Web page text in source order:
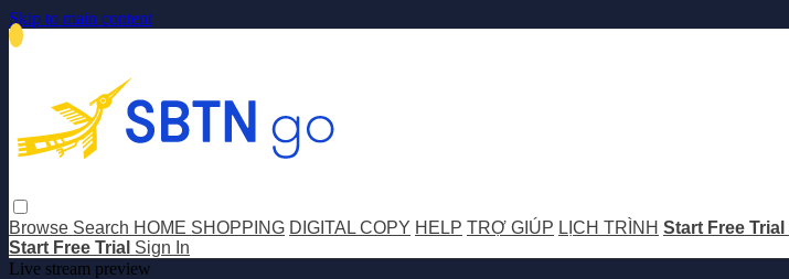
Skip to main content
Browse Search HOME SHOPPING DIGITAL COPY HELP TRỢ GIÚP LỊCH TRÌNH Start Free Trial
Start Free Trial Sign In
Live stream preview